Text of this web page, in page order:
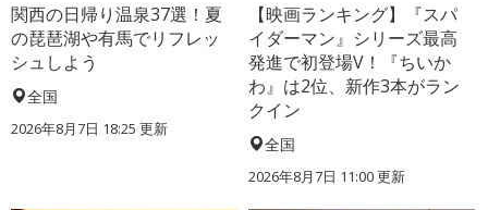
関西の日帰り温泉37選！夏
の琵琶湖や有馬でリフレッ
シュしよう
全国
2026年8月7日 18:25 更新
【映画ランキング】『スパ
イダーマン』シリーズ最高
発進で初登場V！『ちいか
わ』は2位、新作3本がラン
クイン
全国
2026年8月7日 11:00更新